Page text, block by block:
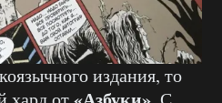
издания, то